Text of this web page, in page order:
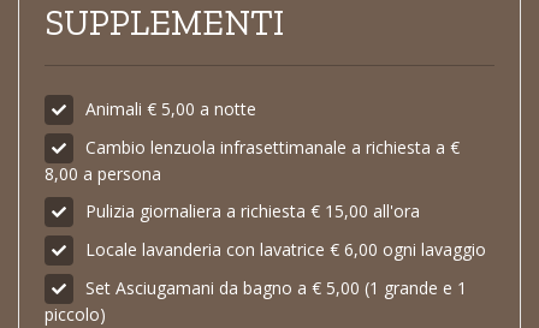
SUPPLEMENTI
Animali € 5,00 a notte
Cambio lenzuola infrasettimanale a richiesta a €
8,00 a persona
Pulizia giornaliera a richiesta € 15,00 all'ora
Locale lavanderia con lavatrice € 6,00 ogni lavaggio
Set Asciugamani da bagno a € 5,00 (1 grande e 1
piccolo)